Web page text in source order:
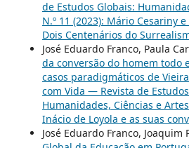
de Estudos Globais:
N.º 11 (2023): Mário Cesariny
Dois Centenários do
José Eduardo Franco, Paula
da conversão do homem todo
casos paradigmáticos de
com Vida — Revista de
Humanidades, Ciências e
Inácio de Loyola e as suas
José Eduardo Franco, Joaquim